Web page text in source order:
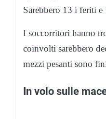
Sarebbero 13 i feriti
I soccorritori hanno
coinvolti sarebbero
mezzi pesanti sono
In volo sulle